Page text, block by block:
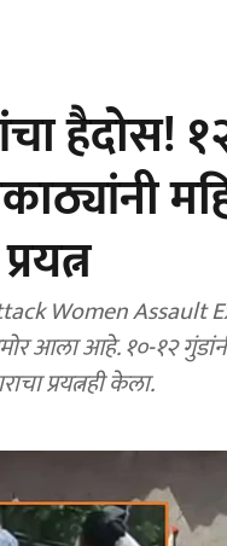
हैदोस!
Women Assault
आला आहे. १०-१२
प्रयत्नही केला.